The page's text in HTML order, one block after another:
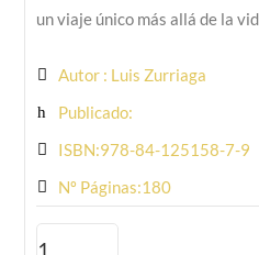
un viaje único más allá de la
Autor : Luis Zurriaga
Publicado:
ISBN:978-84-125158-7-9
Nº Páginas:180